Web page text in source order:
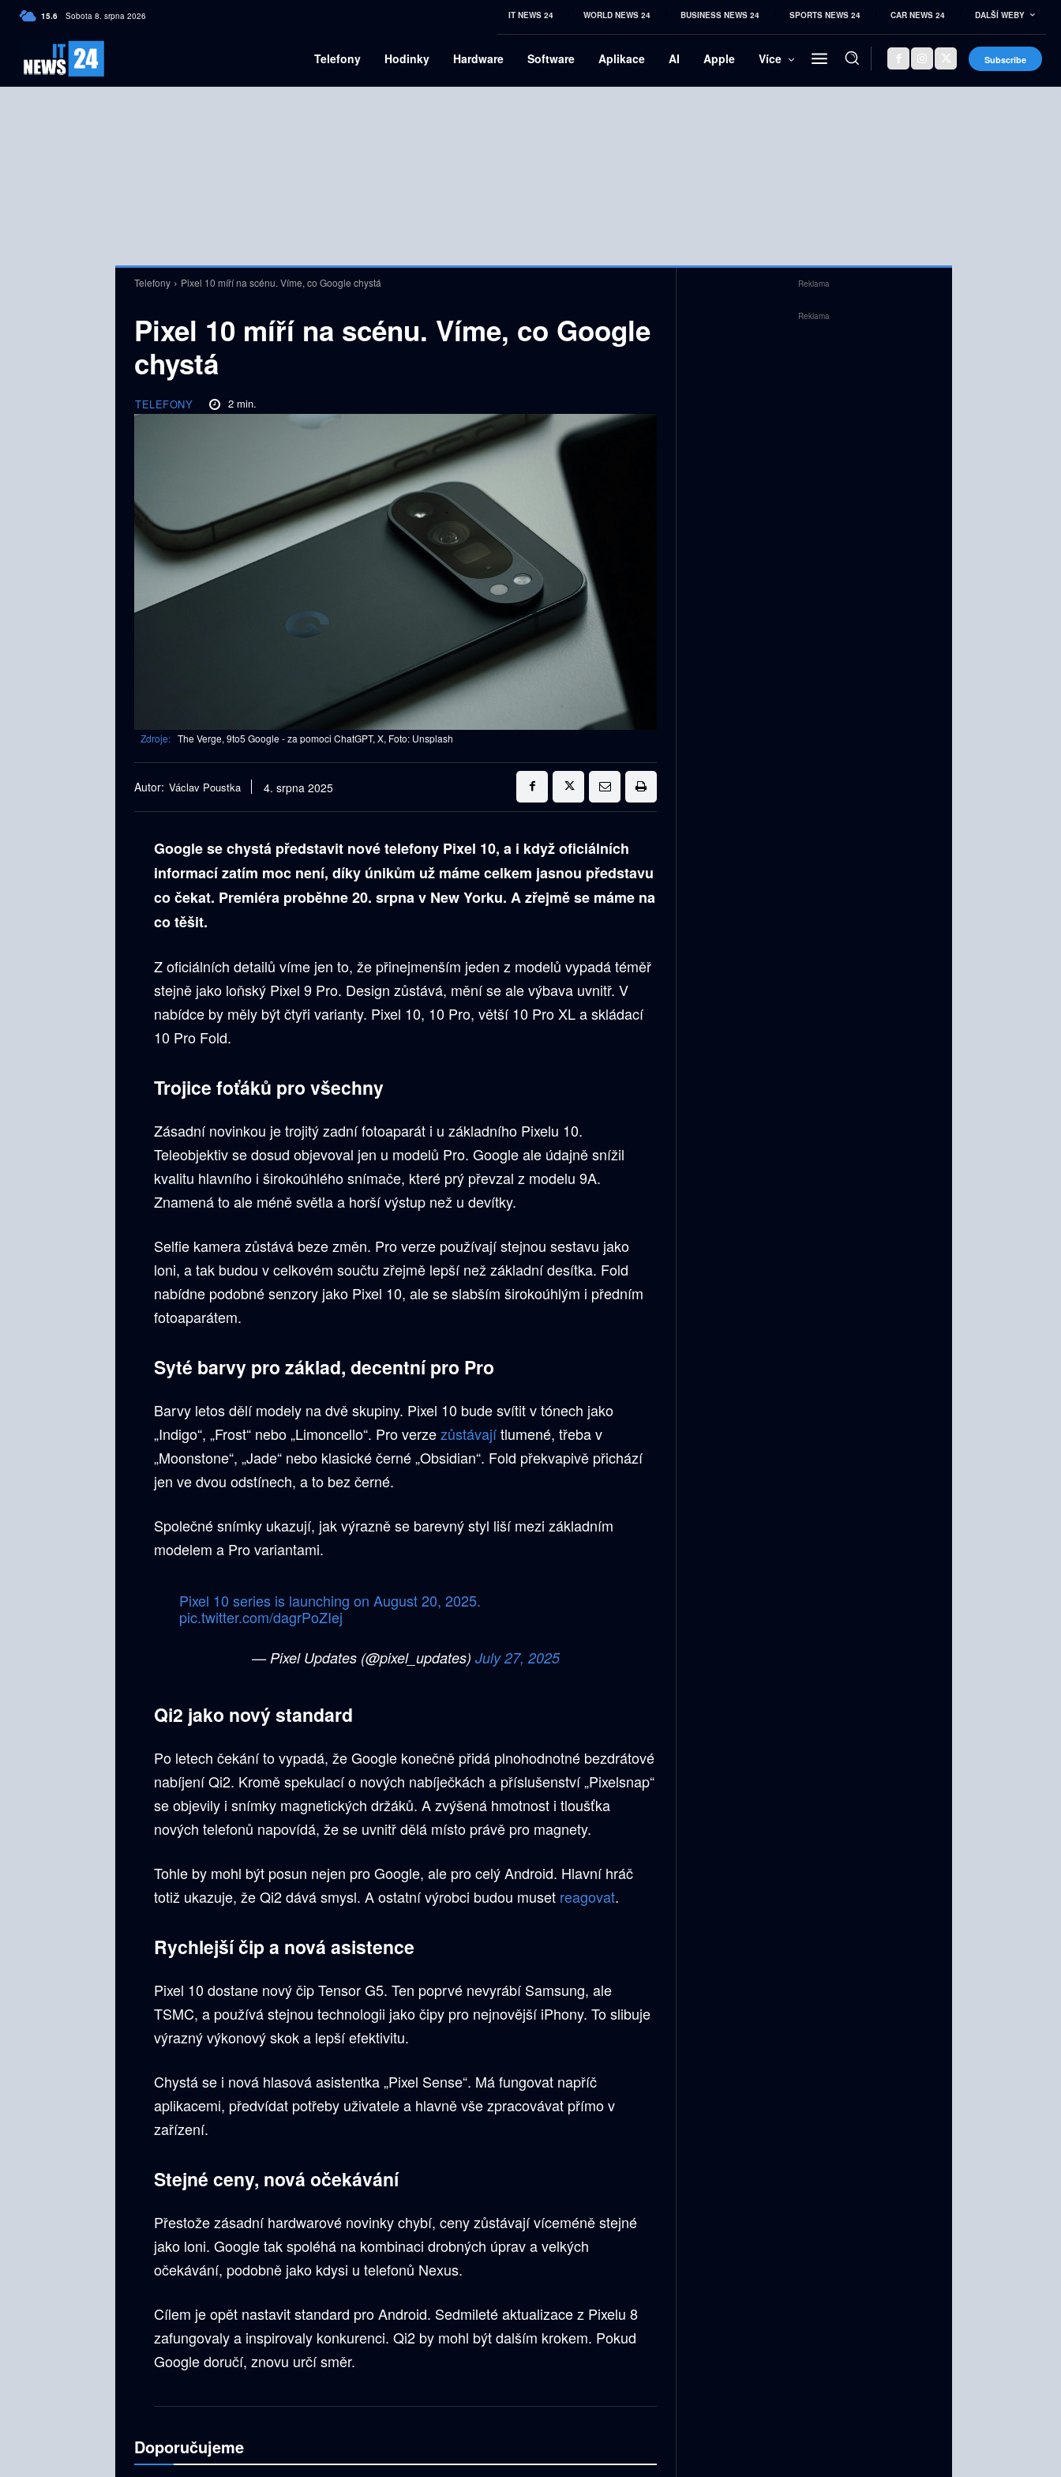
15.6 C Czech
Sobota 8. srpna 2026 IT NEWS 24 WORLD NEWS 24 BUSINESS NEWS 24 SPORTS NEWS 24 CAR NEWS 24 DALŠÍ WEBY
Telefony Hodinky Hardware Software Aplikace AI Apple Více Subscribe
Telefony Pixel 10 míří na scénu. Víme, co Google chystá
Pixel 10 míří na scénu. Víme, co Google
chystá
TELEFONY 2 min.
Zdroje: The Verge, 9to5 Google - za pomoci ChatGPT, X, Foto: Unsplash
Autor: Václav Poustka 4. srpna 2025
Google se chystá představit nové telefony Pixel 10, a i když oficiálních
informací zatím moc není, díky únikům už máme celkem jasnou představu
co čekat. Premiéra proběhne 20. srpna v New Yorku. A zřejmě se máme na
co těšit.
Z oficiálních detailů víme jen to, že přinejmenším jeden z modelů vypadá téměř
stejně jako loňský Pixel 9 Pro. Design zůstává, mění se ale výbava uvnitř. V
nabídce by měly být čtyři varianty. Pixel 10, 10 Pro, větší 10 Pro XL a skládací
10 Pro Fold.
Trojice foťáků pro všechny
Zásadní novinkou je trojitý zadní fotoaparát i u základního Pixelu 10.
Teleobjektiv se dosud objevoval jen u modelů Pro. Google ale údajně snížil
kvalitu hlavního i širokoúhlého snímače, které prý převzal z modelu 9A.
Znamená to ale méně světla a horší výstup než u devítky.
Selfie kamera zůstává beze změn. Pro verze používají stejnou sestavu jako
loni, a tak budou v celkovém součtu zřejmě lepší než základní desítka. Fold
nabídne podobné senzory jako Pixel 10, ale se slabším širokoúhlým i předním
fotoaparátem.
Syté barvy pro základ, decentní pro Pro
Barvy letos dělí modely na dvě skupiny. Pixel 10 bude svítit v tónech jako
„Indigo“, „Frost“ nebo „Limoncello“. Pro verzezůstávajítlumené, třeba v
„Moonstone“, „Jade“ nebo klasické černé „Obsidian“. Fold překvapivě přichází
jen ve dvou odstínech, a to bez černé.
Společné snímky ukazují, jak výrazně se barevný styl liší mezi základním
modelem a Pro variantami.
Pixel 10 series is launching on August 20, 2025.
pic.twitter.com/dagrPoZIej
— Pixel Updates (@pixel_updates) July 27, 2025
Qi2 jako nový standard
Po letech čekání to vypadá, že Google konečně přidá plnohodnotné bezdrátové
nabíjení Qi2. Kromě spekulací o nových nabíječkách a příslušenství „Pixelsnap“
se objevily i snímky magnetických držáků. A zvýšená hmotnost i tloušťka
nových telefonů napovídá, že se uvnitř dělá místo právě pro magnety.
Tohle by mohl být posun nejen pro Google, ale pro celý Android. Hlavní hráč
totiž ukazuje, že Qi2 dává smysl. A ostatní výrobci budou muset reagovat.
Rychlejší čip a nová asistence
Pixel 10 dostane nový čip Tensor G5. Ten poprvé nevyrábí Samsung, ale
TSMC, a používá stejnou technologii jako čipy pro nejnovější iPhony. To slibuje
výrazný výkonový skok a lepší efektivitu.
Chystá se i nová hlasová asistentka „Pixel Sense“. Má fungovat napříč
aplikacemi, předvídat potřeby uživatele a hlavně vše zpracovávat přímo v
zařízení.
Stejné ceny, nová očekávání
Přestože zásadní hardwarové novinky chybí, ceny zůstávají víceméně stejné
jako loni. Google tak spoléhá na kombinaci drobných úprav a velkých
očekávání, podobně jako kdysi u telefonů Nexus.
Cílem je opět nastavit standard pro Android. Sedmileté aktualizace z Pixelu 8
zafungovaly a inspirovaly konkurenci. Qi2 by mohl být dalším krokem. Pokud
Google doručí, znovu určí směr.
Doporučujeme
Reklama
Reklama